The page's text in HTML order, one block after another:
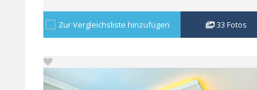
Zur Vergleichsliste hinzufügen 33 Fotos